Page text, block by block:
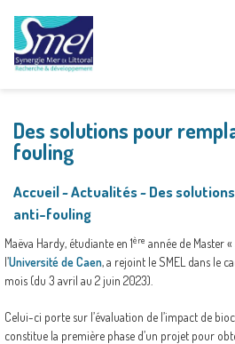
Des solutions pour
fouling
Accueil~Actualités~Des
anti-fouling
Maëva Hardy, étudiante en 1ère année de Master
l’Université de Caen, a rejoint le SMEL dans le
mois (du 3 avril au 2 juin 2023).
Celui-ci porte sur l’évaluation de l’impact de
constitue la première phase d’un projet pour